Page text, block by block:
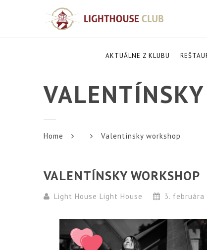
AKTUÁLNE Z KLUBU
VALENTÍNSKY
Home Valentínsky workshop
VALENTÍNSKY WORKSHOP
Light House Light House 3. februára